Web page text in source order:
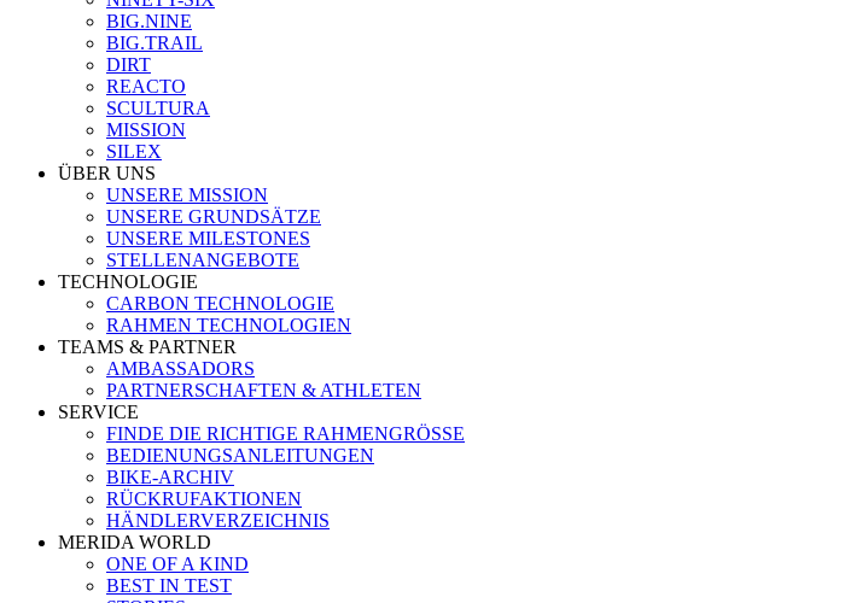
BIG.NINE
BIG.TRAIL
DIRT
REACTO
SCULTURA
MISSION
SILEX
ÜBER UNS
UNSERE MISSION
UNSERE GRUNDSÄTZE
UNSERE MILESTONES
STELLENANGEBOTE
TECHNOLOGIE
CARBON TECHNOLOGIE
RAHMEN TECHNOLOGIEN
TEAMS & PARTNER
AMBASSADORS
PARTNERSCHAFTEN & ATHLETEN
SERVICE
FINDE DIE RICHTIGE RAHMENGRÖSSE
BEDIENUNGSANLEITUNGEN
BIKE-ARCHIV
RÜCKRUFAKTIONEN
HÄNDLERVERZEICHNIS
MERIDA WORLD
ONE OF A KIND
BEST IN TEST